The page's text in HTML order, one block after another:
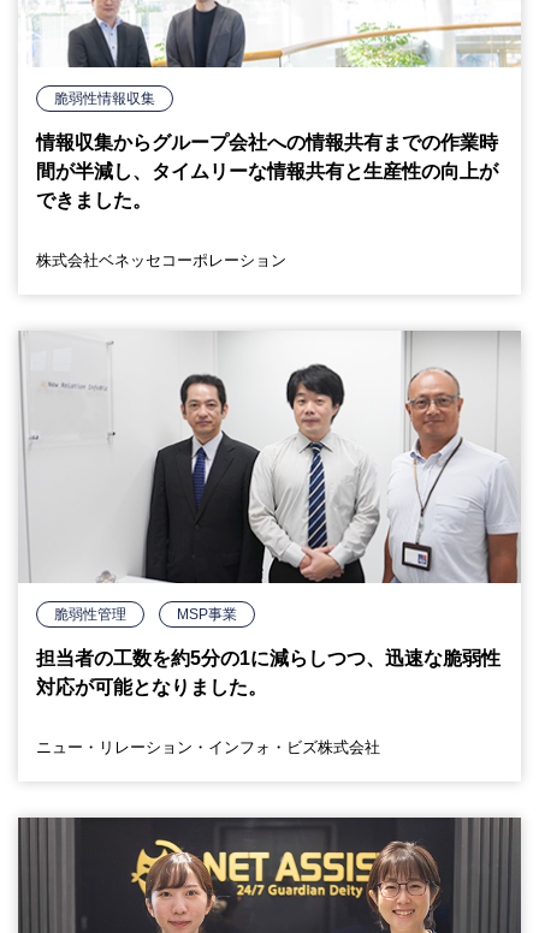
脆弱性情報収集
情報収集からグループ会社への情報共有までの作業時
間が半減し、タイムリーな情報共有と生産性の向上が
できました。
株式会社ベネッセコーポレーション
脆弱性管理 MSP事業
担当者の工数を約5分の1に減らしつつ、迅速な脆弱性
対応が可能となりました。
ニュー・リレーション・インフォ・ビズ株式会社